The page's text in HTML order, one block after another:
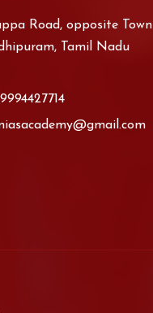
Road, opposite Town
Tamil Nadu